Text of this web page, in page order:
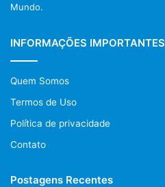
Mundo.
INFORMAÇÕES IMPORTANTES
Quem Somos
Termos de Uso
Política de privacidade
Contato
Postagens Recentes